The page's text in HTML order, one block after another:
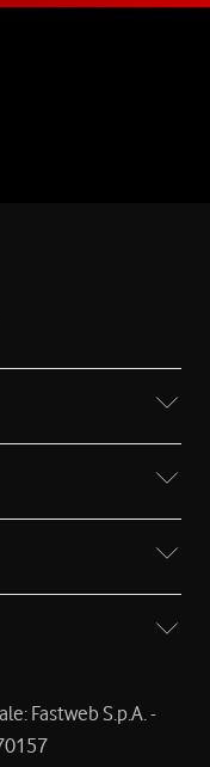
Fastweb S.p.A. -